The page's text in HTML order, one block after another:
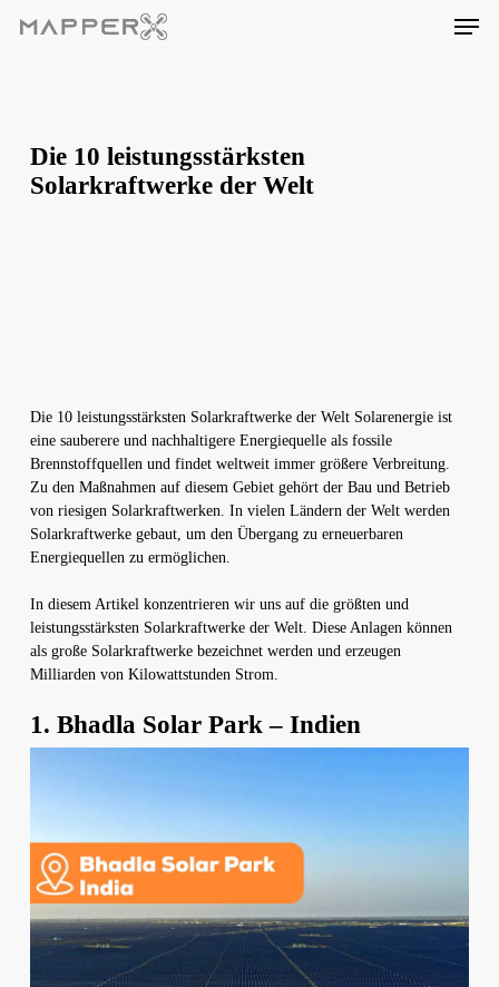
Menu
Die 10 leistungsstärksten
Solarkraftwerke der Welt
Die 10 leistungsstärksten Solarkraftwerke der Welt Solarenergie ist
eine sauberere und nachhaltigere Energiequelle als fossile
Brennstoffquellen und findet weltweit immer größere Verbreitung.
Zu den Maßnahmen auf diesem Gebiet gehört der Bau und Betrieb
von riesigen Solarkraftwerken. In vielen Ländern der Welt werden
Solarkraftwerke gebaut, um den Übergang zu erneuerbaren
Energiequellen zu ermöglichen.
In diesem Artikel konzentrieren wir uns auf die größten und
leistungsstärksten Solarkraftwerke der Welt. Diese Anlagen können
als große Solarkraftwerke bezeichnet werden und erzeugen
Milliarden von Kilowattstunden Strom.
1. Bhadla Solar Park – Indien